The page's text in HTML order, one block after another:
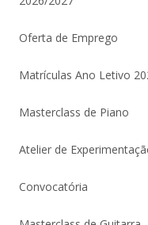
Oferta de Emprego
Matrículas Ano Letivo
Masterclass de Piano
Atelier de
Convocatória